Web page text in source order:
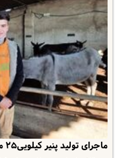
ماجرای تولید پنیر کیلویی۲۵ میلیون چیست؟